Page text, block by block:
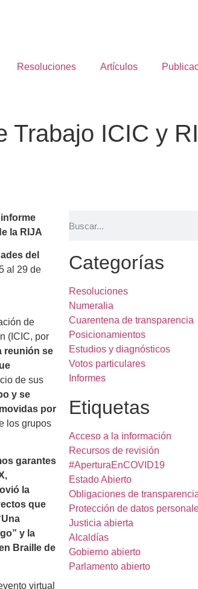
Resoluciones Artículos
Trabajo ICIC y
la RIJA
del
al 29 de
de
(ICIC, por
reunión se
de sus
y se
por
los grupos
garantes
la
que
y la
Braille de
virtual
Categorías
Resoluciones
Numeralia
Cuarentena de transparencia
Posicionamientos
Estudios y diagnósticos
Votos particulares
Informes
Etiquetas
Acceso a la información
Recursos de revisión
#AperturaEnCOVID19
Estado Abierto
Obligaciones de
Protección de datos
Justicia abierta
Alcaldías
Gobierno abierto
Parlamento abierto